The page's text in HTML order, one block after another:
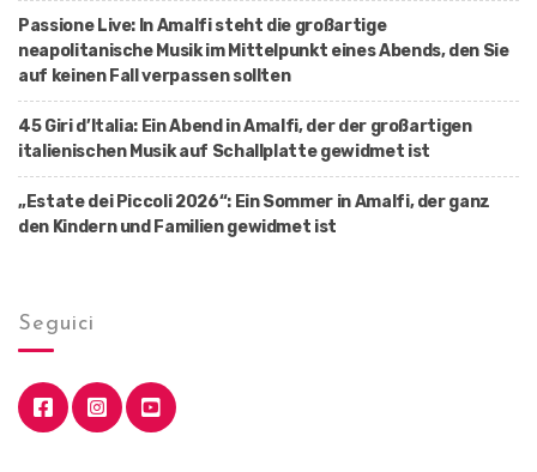
Passione Live: In Amalfi steht die großartige
neapolitanische Musik im Mittelpunkt eines Abends, den Sie
auf keinen Fall verpassen sollten
45 Giri d’Italia: Ein Abend in Amalfi, der der großartigen
italienischen Musik auf Schallplatte gewidmet ist
„Estate dei Piccoli 2026“: Ein Sommer in Amalfi, der ganz
den Kindern und Familien gewidmet ist
Seguici